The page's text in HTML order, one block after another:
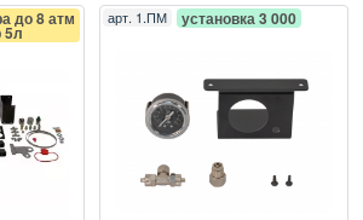
до 8 атм
5л
арт. 1.ПМ установка 3 000